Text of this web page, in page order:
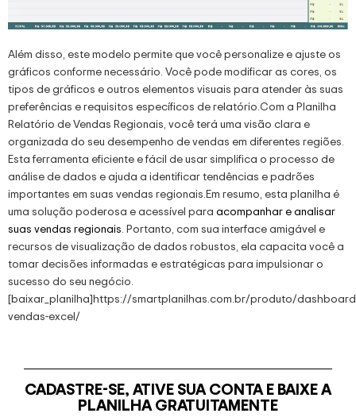
Além disso, este modelo permite que você personalize e ajuste os
gráficos conforme necessário. Você pode modificar as cores, os
tipos de gráficos e outros elementos visuais para atender às suas
preferências e requisitos específicos de relatório.Com a Planilha
Relatório de Vendas Regionais, você terá uma visão clara e
organizada do seu desempenho de vendas em diferentes regiões.
Esta ferramenta eficiente e fácil de usar simplifica o processo de
análise de dados e ajuda a identificar tendências e padrões
importantes em suas vendas regionais.Em resumo, esta planilha é
uma solução poderosa e acessível para acompanhar e analisar
suas vendas regionais. Portanto, com sua interface amigável e
recursos de visualização de dados robustos, ela capacita você a
tomar decisões informadas e estratégicas para impulsionar o
sucesso do seu negócio.
[baixar_planilha]https://smartplanilhas.com.br/produto/
vendas-excel/
CADASTRE-SE, ATIVE SUA CONTA E BAIXE A
PLANILHA GRATUITAMENTE